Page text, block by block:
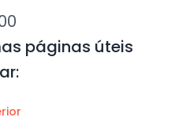
páginas úteis